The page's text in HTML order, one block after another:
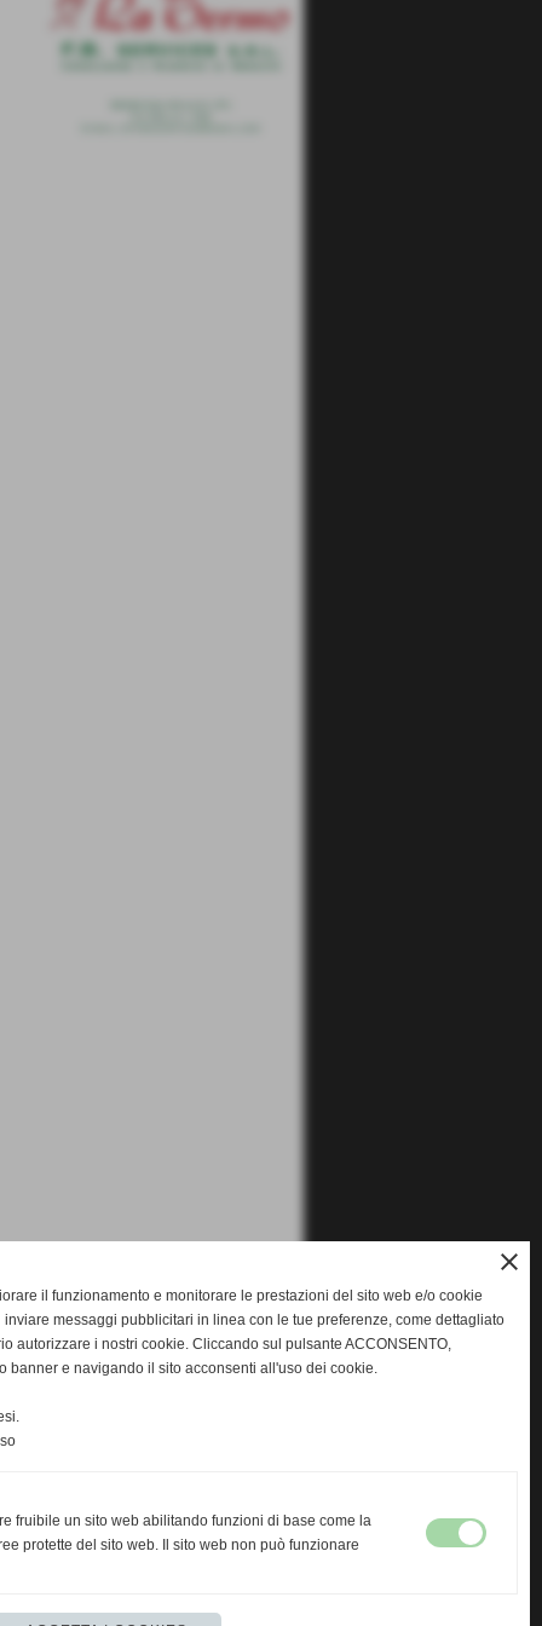
close
il funzionamento e monitorare le prestazioni del sito web e/o cookie
messaggi pubblicitari in linea con le tue preferenze, come dettagliato
autorizzare i nostri cookie. Cliccando sul pulsante ACCONSENTO,
banner e navigando il sito acconsenti all'uso dei cookie.
fruibile un sito web abilitando funzioni di base come la
protette del sito web. Il sito web non può funzionare